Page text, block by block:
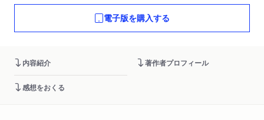
電子版を購入する
内容紹介 著作者プロフィール
感想をおくる